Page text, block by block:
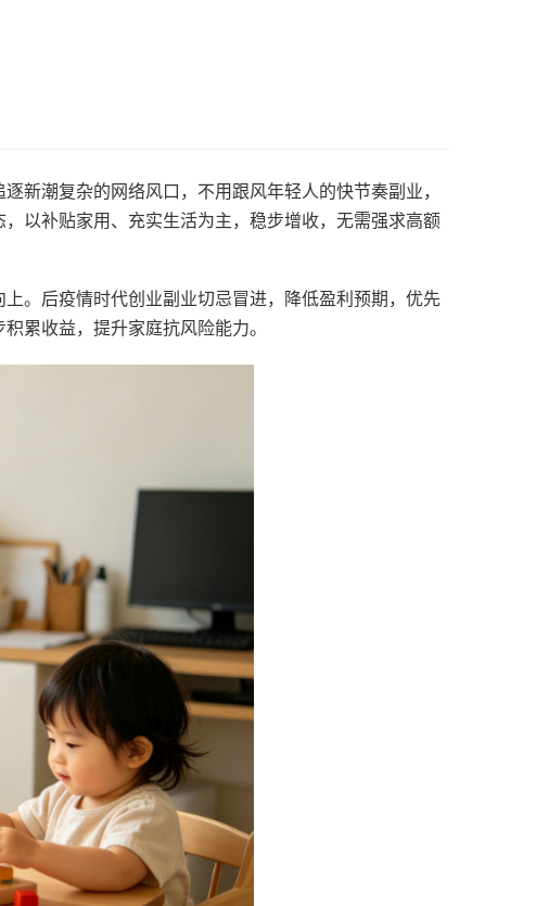
新潮复杂的网络风口，不用跟风年轻人的快节奏副业，
以补贴家用、充实生活为主，稳步增收，无需强求高额
。后疫情时代创业副业切忌冒进，降低盈利预期，优先
累收益，提升家庭抗风险能力。